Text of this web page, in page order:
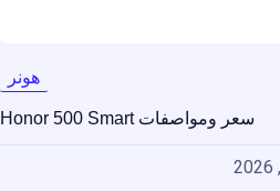
هونر
سعر ومواصفات Honor 500 Smart